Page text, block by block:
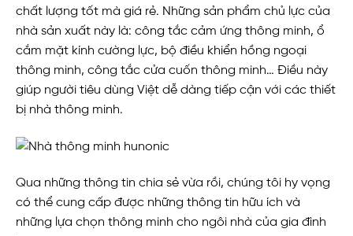
chất lượng tốt mà giá rẻ. Những sản phẩm chủ lực của
nhà sản xuất này là: công tắc cảm ứng thông minh, ổ
cắm mặt kính cường lực, bộ điều khiển hồng ngoại
thông minh, công tắc cửa cuốn thông minh… Điều này
giúp người tiêu dùng Việt dễ dàng tiếp cận với các thiết
bị nhà thông minh.
Qua những thông tin chia sẻ vừa rồi, chúng tôi hy vọng
có thể cung cấp được những thông tin hữu ích và
những lựa chọn thông minh cho ngôi nhà của gia đình